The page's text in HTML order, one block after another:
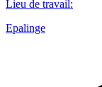
Lieu de travail:
Epalinge